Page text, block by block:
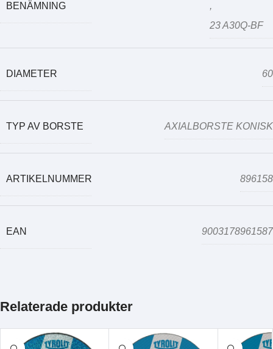
BENÄMNING
,
23 A30Q-BF
DIAMETER 60
TYP AV BORSTE AXIALBORSTE KONISK
ARTIKELNUMMER 896158
EAN 9003178961587
Relaterade produkter